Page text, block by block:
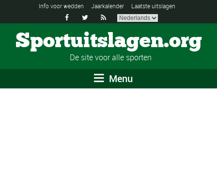
Info voor wedden Jaarkalender Laatste uitslagen
  
Sportuitslagen.org
De site voor alle sporten
Menu